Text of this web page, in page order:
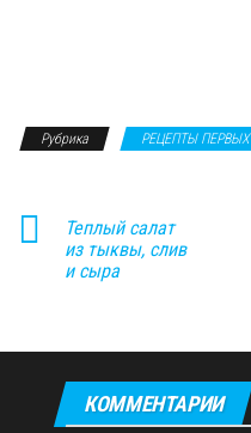
Рубрика РЕЦЕПТЫ
Теплый салат
из тыквы, слив
и сыра
КОММЕНТАРИИ